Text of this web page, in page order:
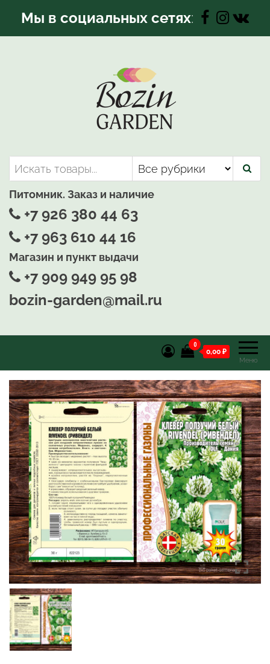
Мы в социальных сетях:
Bozin-Garden | Садовый центр
Садовый центр, Растения
для вашего сада
Питомник. Заказ и наличие
+7 926 380 44 63
+7 963 610 44 16
Магазин и пункт выдачи
+7 909 949 95 98
bozin-garden@mail.ru
Меню
0
0,00 ₽